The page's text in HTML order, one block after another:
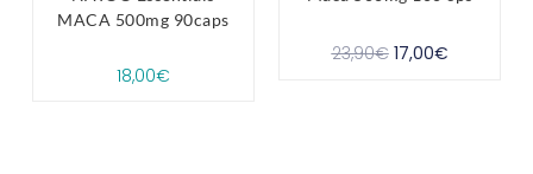
MACA 500mg 90caps
18,00€
23,90€ 17,00€